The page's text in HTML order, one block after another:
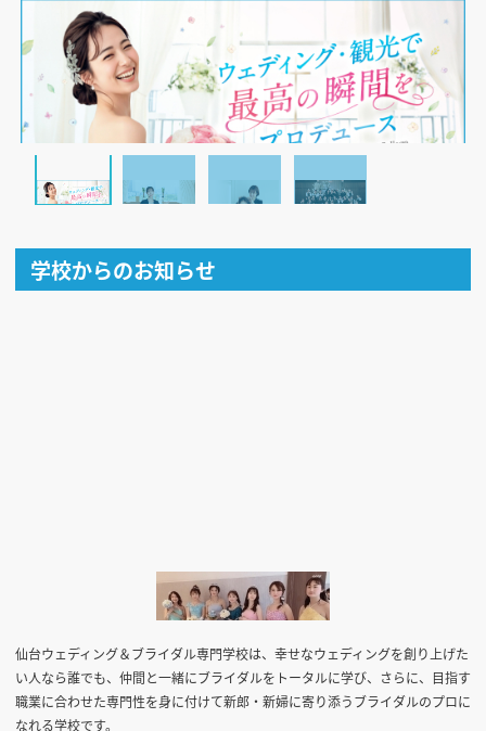
学校からのお知らせ
仙台ウェディング＆ブライダル専門学校は、幸せなウェディングを創り上げた
い人なら誰でも、仲間と一緒にブライダルをトータルに学び、さらに、目指す
職業に合わせた専門性を身に付けて新郎・新婦に寄り添うブライダルのプロに
なれる学校です。